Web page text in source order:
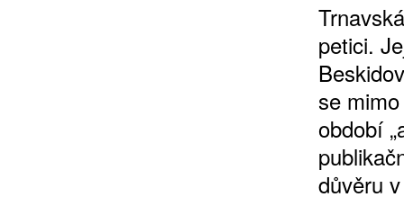
petici.
se
období
důvěru
ROČNÍ